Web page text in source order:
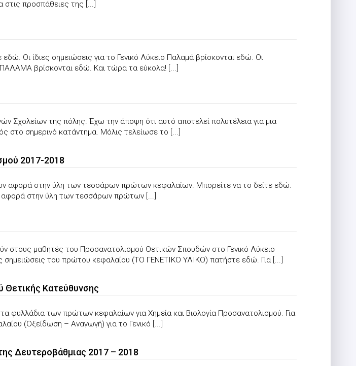
στις προσπάθειες της [...]
Οι ίδιες σημειώσεις για το Γενικό Λύκειο Παλαμά βρίσκονται εδώ. Οι
βρίσκονται εδώ. Και τώρα τα εύκολα! [...]
Σχολείων της πόλης. Έχω την άποψη ότι αυτό αποτελεί πολυτέλεια για μια
στο σημερινό κατάντημα. Μόλις τελείωσε το [...]
2017-2018
αφορά στην ύλη των τεσσάρων πρώτων κεφαλαίων. Μπορείτε να το δείτε εδώ.
αφορά στην ύλη των τεσσάρων πρώτων [...]
στους μαθητές του Προσανατολισμού Θετικών Σπουδών στο Γενικό Λύκειο
σημειώσεις του πρώτου κεφαλαίου (ΤΟ ΓΕΝΕΤΙΚΟ ΥΛΙΚΟ) πατήστε εδώ. Για [...]
Θετικής Κατεύθυνσης
φυλλάδια των πρώτων κεφαλαίων για Χημεία και Βιολογία Προσανατολισμού. Για
(Οξείδωση – Αναγωγή) για το Γενικό [...]
Δευτεροβάθμιας 2017 – 2018